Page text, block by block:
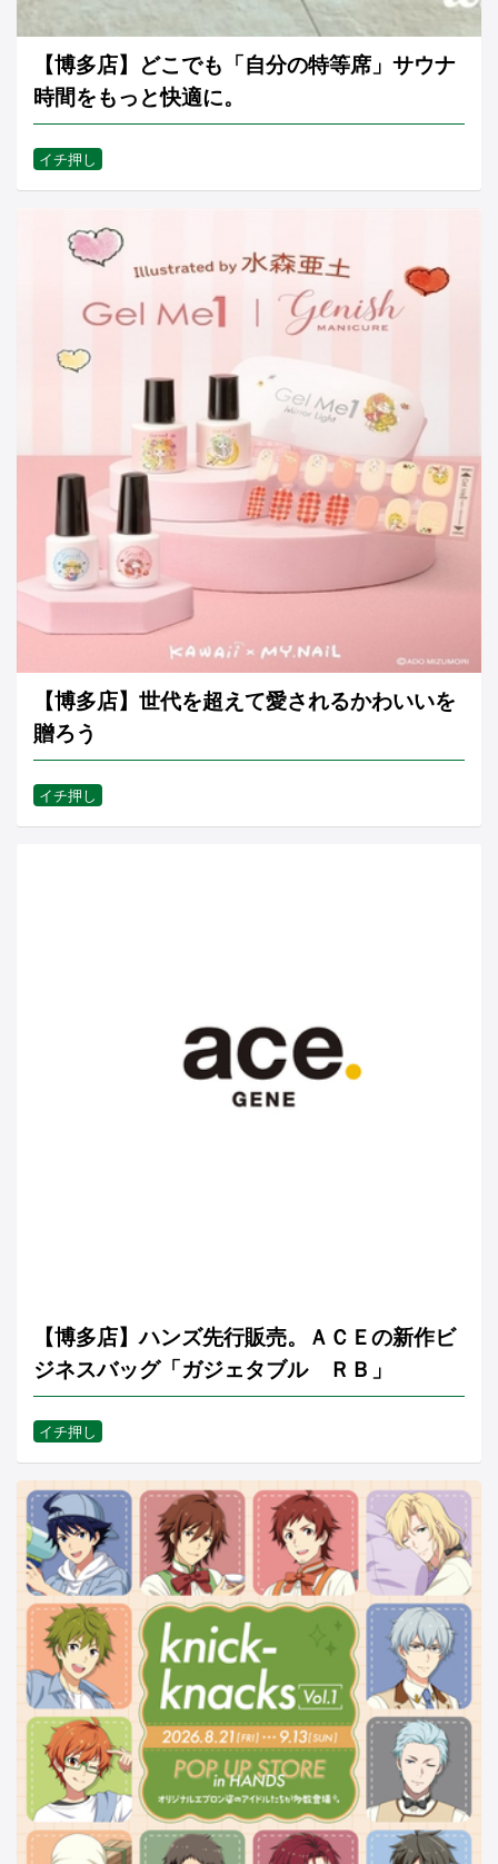
【博多店】どこでも「自分の特等席」サウナ
時間をもっと快適に。
イチ押し
【博多店】世代を超えて愛されるかわいいを
贈ろう
イチ押し
【博多店】ハンズ先行販売。ＡＣＥの新作ビ
ジネスバッグ「ガジェタブル ＲＢ」
イチ押し